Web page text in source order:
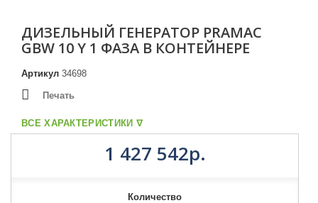
ДИЗЕЛЬНЫЙ ГЕНЕРАТОР PRAMAC
GBW 10 Y 1 ФАЗА В КОНТЕЙНЕРЕ
Артикул 34698
Печать
ВСЕ ХАРАКТЕРИСТИКИ ᐁ
1 427 542р.
Количество